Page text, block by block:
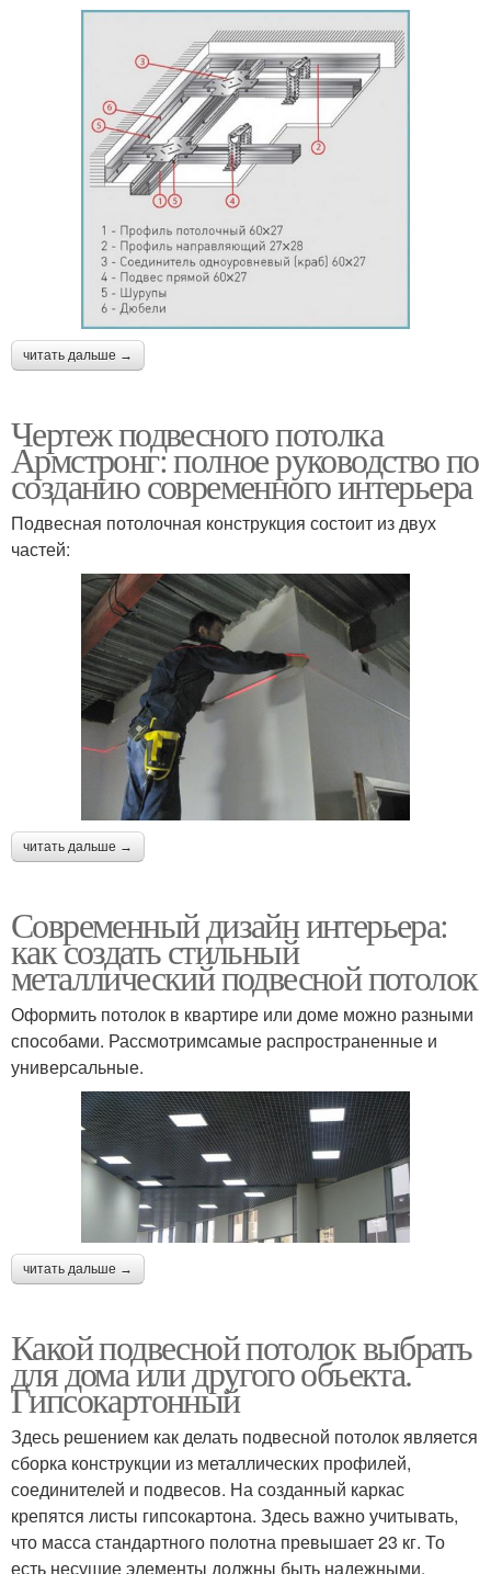
читать дальше →
Чертеж подвесного потолка
Армстронг: полное руководство по
созданию современного интерьера
Подвесная потолочная конструкция состоит из двух
частей:
читать дальше →
Современный дизайн интерьера:
как создать стильный
металлический подвесной потолок
Оформить потолок в квартире или доме можно разными
способами. Рассмотримсамые распространенные и
универсальные.
читать дальше →
Какой подвесной потолок выбрать
для дома или другого объекта.
Гипсокартонный
Здесь решением как делать подвесной потолок является
сборка конструкции из металлических профилей,
соединителей и подвесов. На созданный каркас
крепятся листы гипсокартона. Здесь важно учитывать,
что масса стандартного полотна превышает 23 кг. То
есть несущие элементы должны быть надежными,